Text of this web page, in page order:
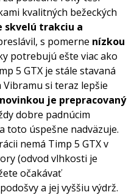
kvalitných bežeckých
skvelú trakciu a
s pomerne nízkou
potrebujú ešte viac ako
5 GTX je stále stavaná
si teraz lepšie
je prepracovaný
dobre padnúcim
toto úspešne nadväzuje.
nemá Timp 5 GTX v
(odvod vlhkosti je
očakávať
a jej vyššiu výdrž.